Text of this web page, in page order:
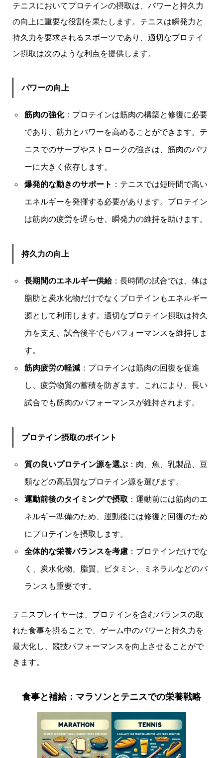
テニスにおいてプロテインの摂取は、パワーと持久力
の向上に重要な役割を果たします。テニスは瞬発力と
持久力を要求されるスポーツであり、適切なプロテイ
ン摂取は次のような利点を提供します。
パワーの向上
筋肉の強化：プロテインは筋肉の構築と修復に必要
であり、筋力とパワーを高めることができます。テ
ニスでのサーブやストロークの強さは、筋肉のパワ
ーに大きく依存します。
爆発的な動きのサポート ：テニスでは短時間で高い
エネルギーを発揮する必要があります。プロテイン
は筋肉の疲労を遅らせ、瞬発力の維持を助けます。
持久力の向上
長期間のエネルギー供給：長時間の試合では、体は
脂肪と炭水化物だけでなくプロテインもエネルギー
源として利用します。適切なプロテイン摂取は持久
力を支え、試合後半でもパフォーマンスを維持しま
す。
筋肉疲労の軽減：プロテインは筋肉の回復を促進
し、疲労物質の蓄積を防ぎます。これにより、長い
試合でも筋肉のパフォーマンスが維持されます。
プロテイン摂取のポイント
質の良いプロテイン源を選ぶ：肉、魚、乳製品、豆
類などの高品質なプロテイン源を選びます。
運動前後のタイミングで摂取 ：運動前には筋肉のエ
ネルギー準備のため、運動後には修復と回復のため
にプロテインを摂取します。
全体的な栄養バランスを考慮：プロテインだけでな
く、炭水化物、脂質、ビタミン、ミネラルなどのバ
ランスも重要です。
テニスプレイヤーは、プロテインを含むバランスの取
れた食事を摂ることで、ゲーム中のパワーと持久力を
最大化し、競技パフォーマンスを向上させることがで
きます。
食事と補給：マラソンとテニスでの栄養戦略